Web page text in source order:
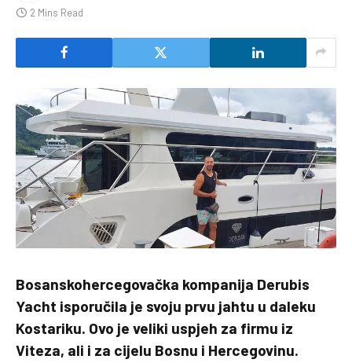
2 Mins Read
Bosanskohercegovačka kompanija Derubis
Yacht isporučila je svoju prvu jahtu u daleku
Kostariku. Ovo je veliki uspjeh za firmu iz
Viteza, ali i za cijelu Bosnu i Hercegovinu.